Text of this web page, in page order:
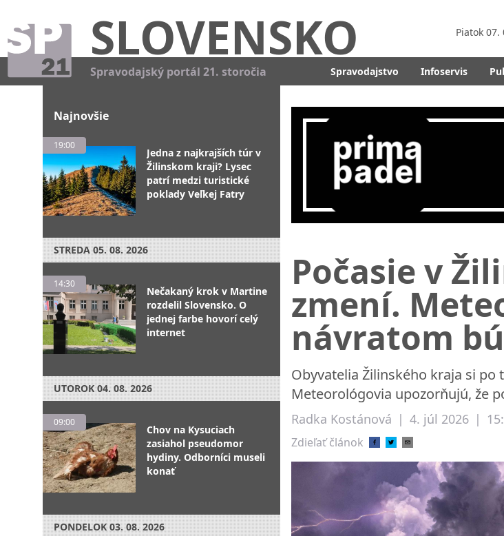
SLOVENSKO Piatok 07.
Spravodajský portál 21. storočia Spravodajstvo Infoservis
Najnovšie
19:00
Jedna z najkrajších túr v
Žilinskom kraji? Lysec
patrí medzi turistické
poklady Veľkej Fatry
STREDA 05. 08. 2026
14:30
Nečakaný krok v Martine
rozdelil Slovensko. O
jednej farbe hovorí celý
internet
UTOROK 04. 08. 2026
09:00
Chov na Kysuciach
zasiahol pseudomor
hydiny. Odborníci museli
konať
PONDELOK 03. 08. 2026
Počasie v
zmení.
návratom
Obyvatelia Žilinského kraja si
Meteorológovia upozorňujú, že
Radka Kostánová | 4. júl 2026 |
Zdieľať článok